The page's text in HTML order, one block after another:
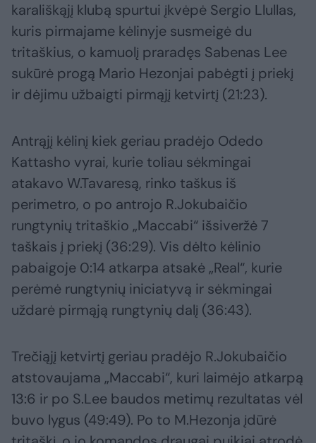
karališkąjį klubą spurtui įkvėpė Sergio Llullas,
kuris pirmajame kėlinyje susmeigė du
tritaškius, o kamuolį praradęs Sabenas Lee
sukūrė progą Mario Hezonjai pabėgti į priekį
ir dėjimu užbaigti pirmąjį ketvirtį (21:23).
Antrąjį kėlinį kiek geriau pradėjo Odedo
Kattasho vyrai, kurie toliau sėkmingai
atakavo W.Tavaresą, rinko taškus iš
perimetro, o po antrojo R.Jokubaičio
rungtynių tritaškio „Maccabi“ išsiveržė 7
taškais į priekį (36:29). Vis dėlto kėlinio
pabaigoje 0:14 atkarpa atsakė „Real“, kurie
perėmė rungtynių iniciatyvą ir sėkmingai
uždarė pirmąją rungtynių dalį (36:43).
Trečiąjį ketvirtį geriau pradėjo R.Jokubaičio
atstovaujama „Maccabi“, kuri laimėjo atkarpą
13:6 ir po S.Lee baudos metimų rezultatas vėl
buvo lygus (49:49). Po to M.Hezonja įdūrė